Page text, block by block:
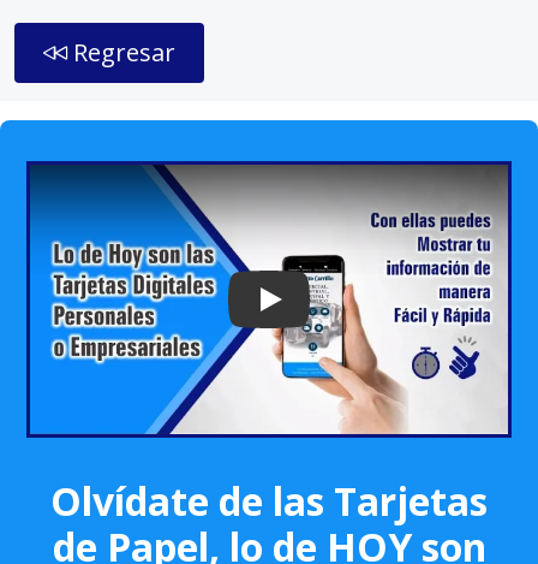
Regresar
Play: Keynote (Google I/O '18)
Olvídate de las Tarjetas
de Papel, lo de HOY son